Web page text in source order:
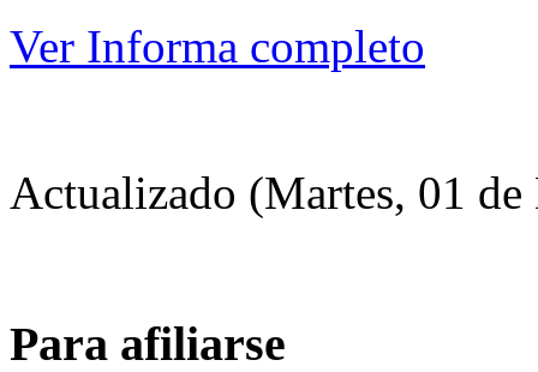
Ver Informa completo
Actualizado (Martes, 01
Para afiliarse